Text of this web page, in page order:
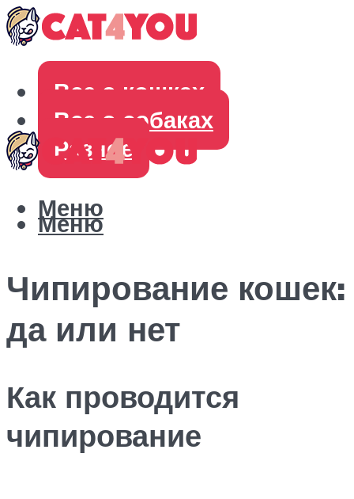
Все о кошках
Все о собаках
Разное
Меню
Меню
Чипирование кошек:
да или нет
Как проводится
чипирование